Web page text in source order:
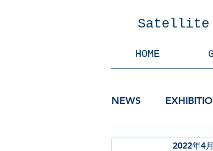
Satellite
HOME
NEWS
2022年4